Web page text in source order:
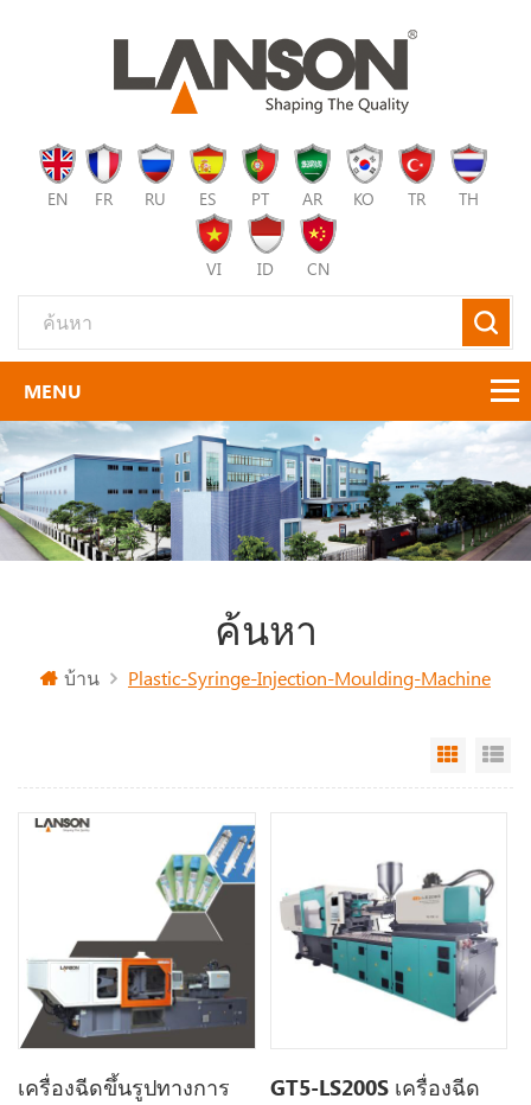
EN FR RU ES PT AR KO TR TH
VI ID CN
ค้นหา
บ้าน Plastic-Syringe-Injection-Moulding-Machine
Grid
เครื่องฉีดขึ้นรูปทางการ
GT5-LS200S เครื่องฉีด